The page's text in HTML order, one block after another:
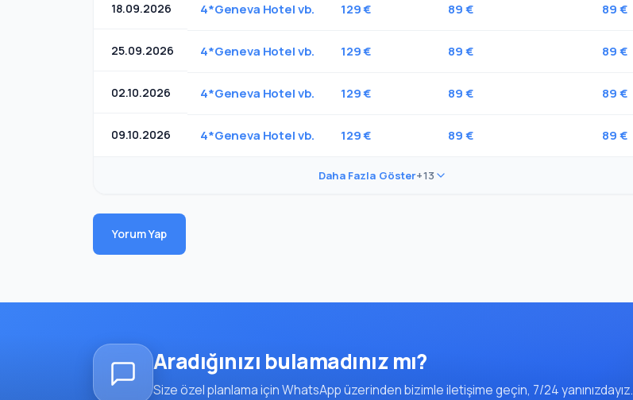
18.09.2026 4*Geneva Hotel vb. 129 € 89 € 89 €
25.09.2026 4*Geneva Hotel vb. 129 € 89 € 89 €
02.10.2026 4*Geneva Hotel vb. 129 € 89 € 89 €
09.10.2026 4*Geneva Hotel vb. 129 € 89 € 89 €
Daha Fazla Göster+13
Yorum Yap
Aradığınızı bulamadınız mı?
Size özel planlama için WhatsApp üzerinden bizimle iletişime geçin, 7/24 yanınızdayız.